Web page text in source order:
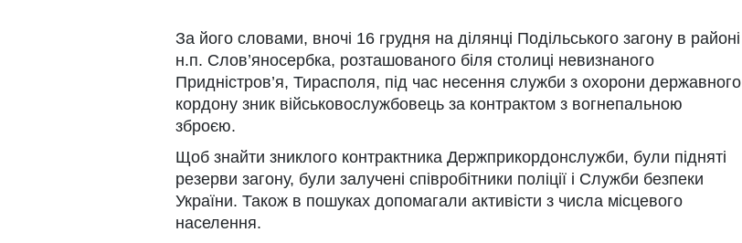
За його словами, вночі 16 грудня на ділянці Подільського загону в районі
н.п. Слов’яносербка, розташованого біля столиці невизнаного
Придністров’я, Тирасполя, під час несення служби з охорони державного
кордону зник військовослужбовець за контрактом з вогнепальною
зброєю.
Щоб знайти зниклого контрактника Держприкордонслужби, були підняті
резерви загону, були залучені співробітники поліції і Служби безпеки
України. Також в пошуках допомагали активісти з числа місцевого
населення.